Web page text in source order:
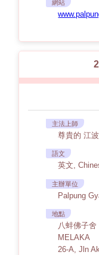
網站
主法上師
尊貴的 江
語文
英文,
主辦單位
Palpung
地點
八蚌佛子
MELAKA
26-A, Jln